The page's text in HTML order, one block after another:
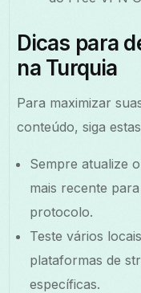
Dicas para
na Turquia
Para maximizar
conteúdo, siga
Sempre atualize
mais recente
protocolo.
Teste vários
plataformas de
específicas.